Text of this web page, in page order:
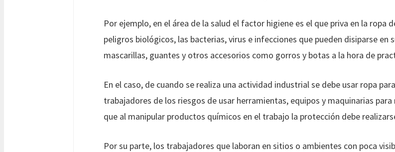
Por ejemplo, en el área de la salud el factor higiene es el que priva en la ropa
peligros biológicos, las bacterias, virus e infecciones que pueden disiparse en
mascarillas, guantes y otros accesorios como gorros y botas a la hora de
En el caso, de cuando se realiza una actividad industrial se debe usar ropa
trabajadores de los riesgos de usar herramientas, equipos y maquinarias
que al manipular productos químicos en el trabajo la protección debe
Por su parte, los trabajadores que laboran en sitios o ambientes con poca